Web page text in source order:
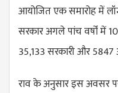
आयोजित एक समारोह में
सरकार अगले पांच वर्षों में
35,133 सरकारी और 5847
राव के अनुसार इस अवसर पर